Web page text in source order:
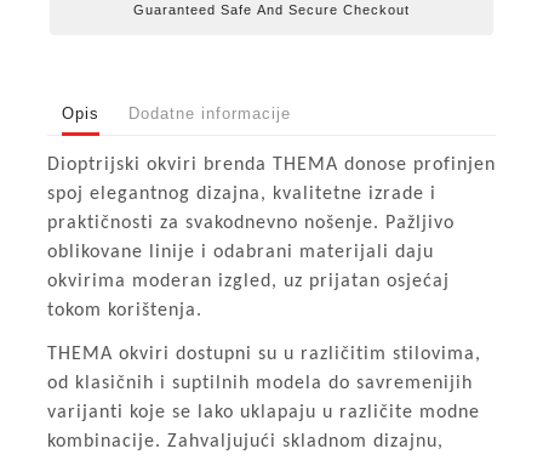
Guaranteed Safe And Secure Checkout
Opis Dodatne informacije
Dioptrijski okviri brenda THEMA donose profinjen
spoj elegantnog dizajna, kvalitetne izrade i
praktičnosti za svakodnevno nošenje. Pažljivo
oblikovane linije i odabrani materijali daju
okvirima moderan izgled, uz prijatan osjećaj
tokom korištenja.
THEMA okviri dostupni su u različitim stilovima,
od klasičnih i suptilnih modela do savremenijih
varijanti koje se lako uklapaju u različite modne
kombinacije. Zahvaljujući skladnom dizajnu,